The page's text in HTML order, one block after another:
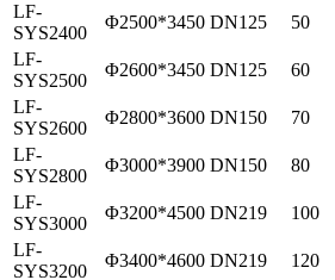
LF-
SYS2400
Φ2500*3450 DN125 50
LF-
SYS2500
Φ2600*3450 DN125 60
LF-
SYS2600
Φ2800*3600 DN150 70
LF-
SYS2800
Φ3000*3900 DN150 80
LF-
SYS3000
Φ3200*4500 DN219 100
LF-
SYS3200
Φ3400*4600 DN219 120